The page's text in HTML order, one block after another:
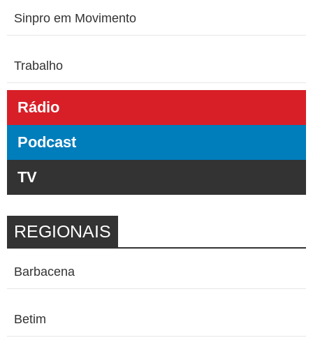
Sinpro em Movimento
Trabalho
Rádio
Podcast
TV
REGIONAIS
Barbacena
Betim